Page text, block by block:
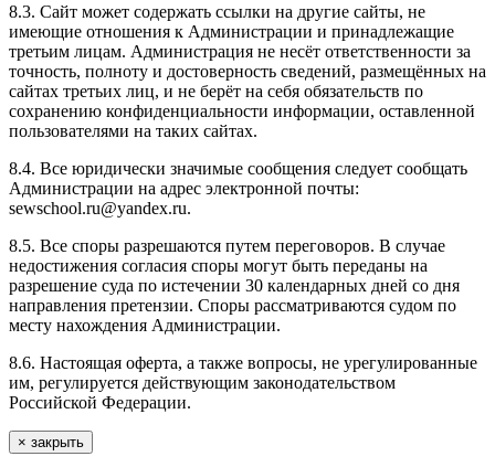
8.3. Сайт может содержать ссылки на другие сайты, не
имеющие отношения к Администрации и принадлежащие
третьим лицам. Администрация не несёт ответственности за
точность, полноту и достоверность сведений, размещённых на
сайтах третьих лиц, и не берёт на себя обязательств по
сохранению конфиденциальности информации, оставленной
пользователями на таких сайтах.
8.4. Все юридически значимые сообщения следует сообщать
Администрации на адрес электронной почты:
sewschool.ru@yandex.ru.
8.5. Все споры разрешаются путем переговоров. В случае
недостижения согласия споры могут быть переданы на
разрешение суда по истечении 30 календарных дней со дня
направления претензии. Споры рассматриваются судом по
месту нахождения Администрации.
8.6. Настоящая оферта, а также вопросы, не урегулированные
им, регулируется действующим законодательством
Российской Федерации.
× закрыть